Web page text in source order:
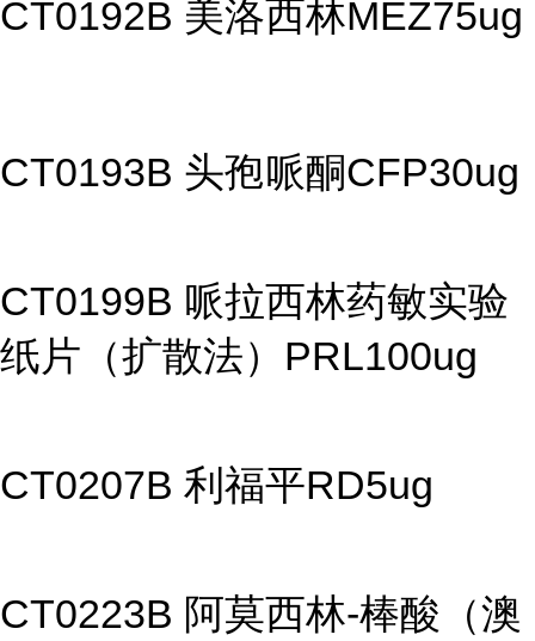
CT0192B 美洛西林MEZ75ug
CT0193B 头孢哌酮CFP30ug
CT0199B 哌拉西林药敏实验
纸片（扩散法）PRL100ug
CT0207B 利福平RD5ug
CT0223B 阿莫西林-棒酸（澳